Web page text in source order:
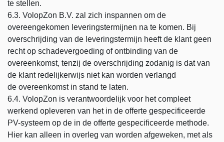
te stellen.
6.3. VolopZon B.V. zal zich inspannen om de
overeengekomen leveringstermijnen na te komen. Bij
overschrijding van de leveringstermijn heeft de klant geen
recht op schadevergoeding of ontbinding van de
overeenkomst, tenzij de overschrijding zodanig is dat van
de klant redelijkerwijs niet kan worden verlangd
de overeenkomst in stand te laten.
6.4. VolopZon is verantwoordelijk voor het compleet
werkend opleveren van het in de offerte gespecificeerde
PV-systeem op de in de offerte gespecificeerde methode.
Hier kan alleen in overleg van worden afgeweken, met als